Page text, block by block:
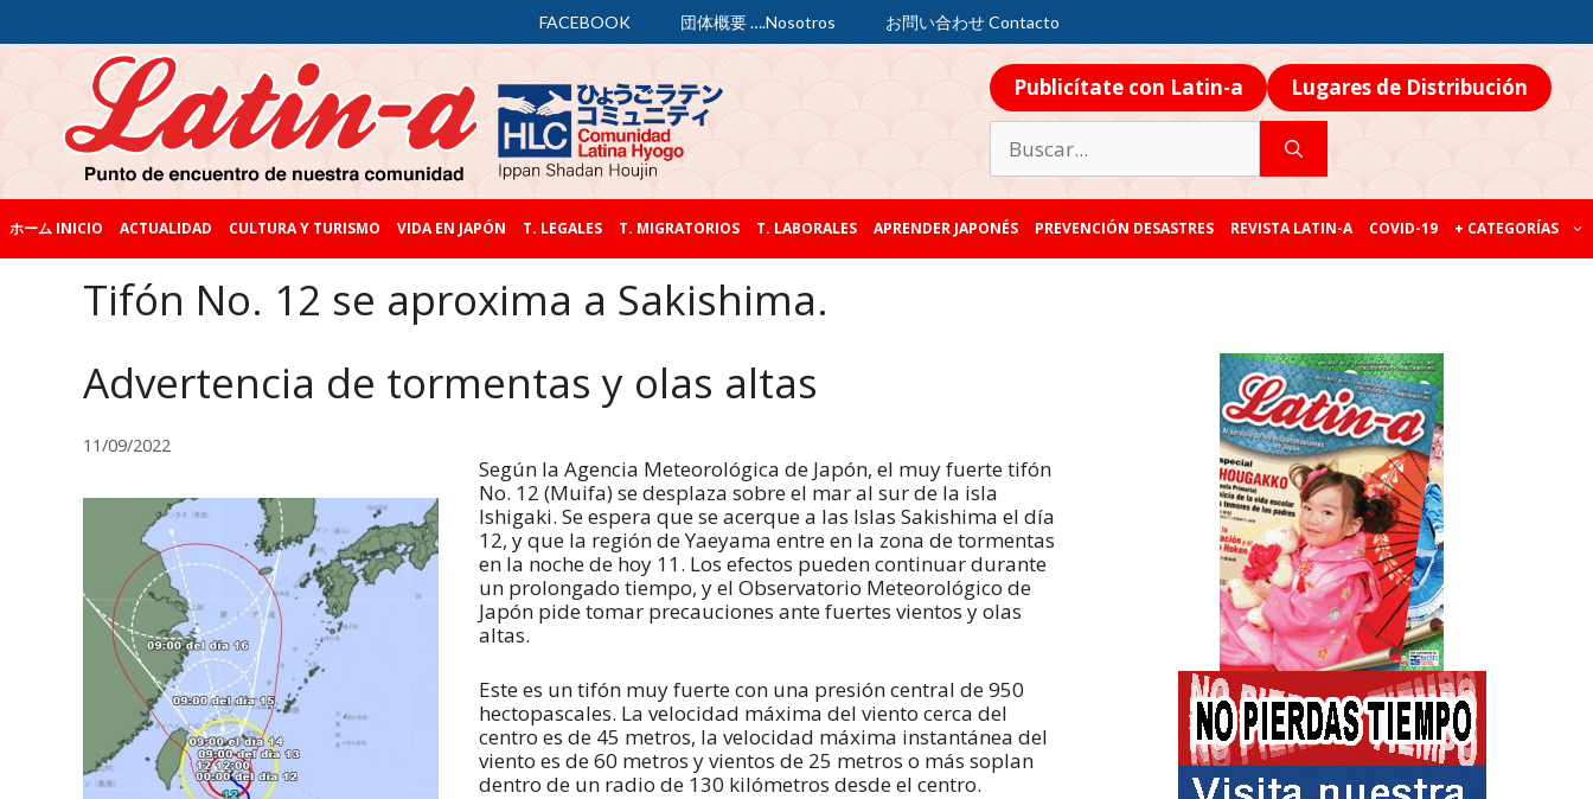
FACEBOOK 団体概要 ….Nosotros お問い合わせ Contacto
Publicítate con Latin-a Lugares de Distribución
ホーム INICIO ACTUALIDAD CULTURA Y TURISMO VIDA EN JAPÓN T. LEGALES T. MIGRATORIOS T. LABORALES APRENDER JAPONÉS PREVENCIÓN DESASTRES REVISTA LATIN-A COVID-19 + CATEGORÍAS
Tifón No. 12 se aproxima a Sakishima.
Advertencia de tormentas y olas altas
11/09/2022
Según la Agencia Meteorológica de Japón, el muy fuerte tifón
No. 12 (Muifa) se desplaza sobre el mar al sur de la isla
Ishigaki. Se espera que se acerque a las Islas Sakishima el día
12, y que la región de Yaeyama entre en la zona de tormentas
en la noche de hoy 11. Los efectos pueden continuar durante
un prolongado tiempo, y el Observatorio Meteorológico de
Japón pide tomar precauciones ante fuertes vientos y olas
altas.
Este es un tifón muy fuerte con una presión central de 950
hectopascales. La velocidad máxima del viento cerca del
centro es de 45 metros, la velocidad máxima instantánea del
viento es de 60 metros y vientos de 25 metros o más soplan
dentro de un radio de 130 kilómetros desde el centro.